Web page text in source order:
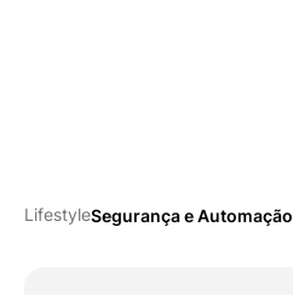
LifestyleSegurança e Automação